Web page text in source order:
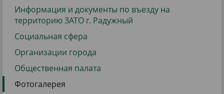
Информация и документы по въезду на
территорию ЗАТО г. Радужный
Социальная сфера
Организации города
Общественная палата
Фотогалерея